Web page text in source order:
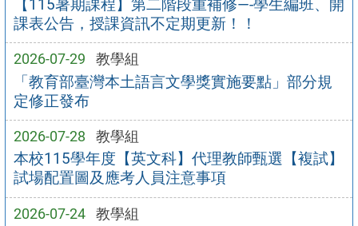
【115暑期課程】第二階段重補修—-學生編班、開
課表公告，授課資訊不定期更新！！
2026-07-29 教學組
「教育部臺灣本土語言文學獎實施要點」部分規
定修正發布
2026-07-28 教學組
本校115學年度【英文科】代理教師甄選【複試】
試場配置圖及應考人員注意事項
2026-07-24 教學組